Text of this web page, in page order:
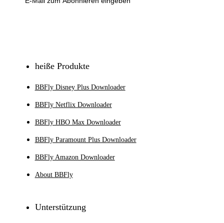
heiße Produkte
BBFly Disney Plus Downloader
BBFly Netflix Downloader
BBFly HBO Max Downloader
BBFly Paramount Plus Downloader
BBFly Amazon Downloader
About BBFly
Unterstützung